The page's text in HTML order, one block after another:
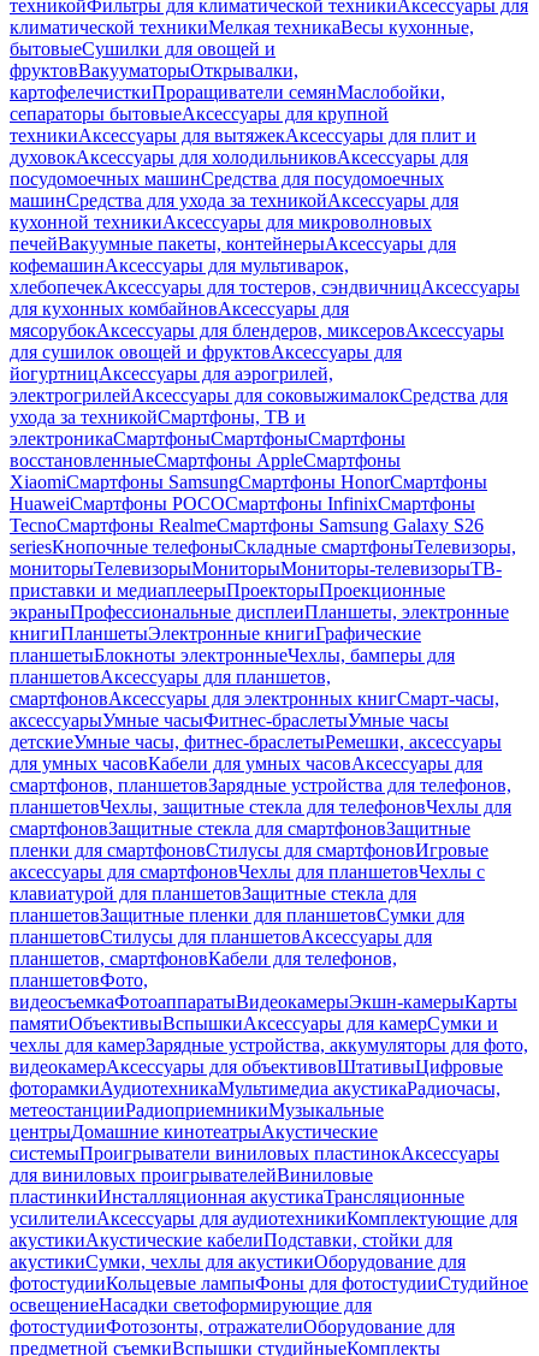
техникойФильтры для климатической техникиАксессуары для
климатической техникиМелкая техникаВесы кухонные,
бытовыеСушилки для овощей и
фруктовВакууматорыОткрывалки,
картофелечисткиПроращиватели семянМаслобойки,
сепараторы бытовыеАксессуары для крупной
техникиАксессуары для вытяжекАксессуары для плит и
духовокАксессуары для холодильниковАксессуары для
посудомоечных машинСредства для посудомоечных
машинСредства для ухода за техникойАксессуары для
кухонной техникиАксессуары для микроволновых
печейВакуумные пакеты, контейнерыАксессуары для
кофемашинАксессуары для мультиварок,
хлебопечекАксессуары для тостеров, сэндвичницАксессуары
для кухонных комбайновАксессуары для
мясорубокАксессуары для блендеров, миксеровАксессуары
для сушилок овощей и фруктовАксессуары для
йогуртницАксессуары для аэрогрилей,
электрогрилейАксессуары для соковыжималокСредства для
ухода за техникойСмартфоны, ТВ и
электроникаСмартфоныСмартфоныСмартфоны
восстановленныеСмартфоны AppleСмартфоны
XiaomiСмартфоны SamsungСмартфоны HonorСмартфоны
HuaweiСмартфоны POCOСмартфоны InfinixСмартфоны
TecnoСмартфоны RealmeСмартфоны Samsung Galaxy S26
seriesКнопочные телефоныСкладные смартфоныТелевизоры,
мониторыТелевизорыМониторыМониторы-телевизорыТВ-
приставки и медиаплеерыПроекторыПроекционные
экраныПрофессиональные дисплеиПланшеты, электронные
книгиПланшетыЭлектронные книгиГрафические
планшетыБлокноты электронныеЧехлы, бамперы для
планшетовАксессуары для планшетов,
смартфоновАксессуары для электронных книгСмарт-часы,
аксессуарыУмные часыФитнес-браслетыУмные часы
детскиеУмные часы, фитнес-браслетыРемешки, аксессуары
для умных часовКабели для умных часовАксессуары для
смартфонов, планшетовЗарядные устройства для телефонов,
планшетовЧехлы, защитные стекла для телефоновЧехлы для
смартфоновЗащитные стекла для смартфоновЗащитные
пленки для смартфоновСтилусы для смартфоновИгровые
аксессуары для смартфоновЧехлы для планшетовЧехлы с
клавиатурой для планшетовЗащитные стекла для
планшетовЗащитные пленки для планшетовСумки для
планшетовСтилусы для планшетовАксессуары для
планшетов, смартфоновКабели для телефонов,
планшетовФото,
видеосъемкаФотоаппаратыВидеокамерыЭкшн-камерыКарты
памятиОбъективыВспышкиАксессуары для камерСумки и
чехлы для камерЗарядные устройства, аккумуляторы для фото,
видеокамерАксессуары для объективовШтативыЦифровые
фоторамкиАудиотехникаМультимедиа акустикаРадиочасы,
метеостанцииРадиоприемникиМузыкальные
центрыДомашние кинотеатрыАкустические
системыПроигрыватели виниловых пластинокАксессуары
для виниловых проигрывателейВиниловые
пластинкиИнсталляционная акустикаТрансляционные
усилителиАксессуары для аудиотехникиКомплектующие для
акустикиАкустические кабелиПодставки, стойки для
акустикиСумки, чехлы для акустикиОборудование для
фотостудииКольцевые лампыФоны для фотостудииСтудийное
освещениеНасадки светоформирующие для
фотостудииФотозонты, отражателиОборудование для
предметной съемкиВспышки студийныеКомплекты